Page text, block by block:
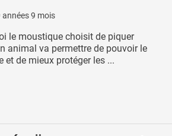
années 9 mois
le moustique choisit de piquer
animal va permettre de pouvoir le
et de mieux protéger les ...